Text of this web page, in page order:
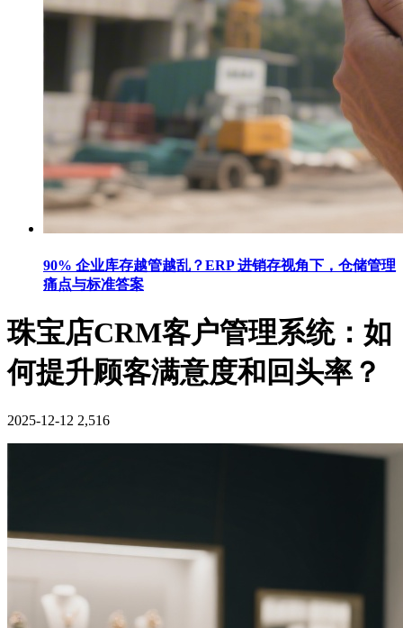
90% 企业库存越管越乱？ERP 进销存视角下，仓储管理
痛点与标准答案
珠宝店CRM客户管理系统：如
何提升顾客满意度和回头率？
2025-12-12 2,516